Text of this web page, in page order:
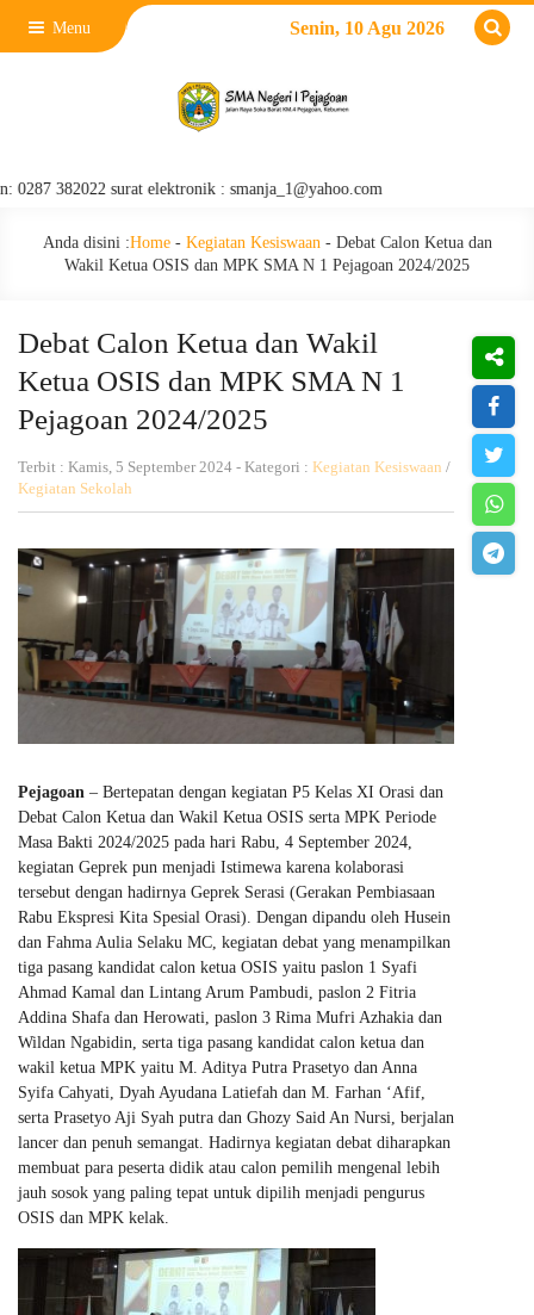
Menu Senin, 10 Agu 2026
surat elektronik : smanja_1@yahoo.com
Anda disini :Home- Kegiatan Kesiswaan- Debat Calon Ketua dan
Wakil Ketua OSIS dan MPK SMA N 1 Pejagoan 2024/2025
Debat Calon Ketua dan Wakil
Ketua OSIS dan MPK SMA N 1
Pejagoan 2024/2025
Terbit : Kamis, 5 September 2024 - Kategori : Kegiatan Kesiswaan /
Kegiatan Sekolah
Pejagoan – Bertepatan dengan kegiatan P5 Kelas XI Orasi dan
Debat Calon Ketua dan Wakil Ketua OSIS serta MPK Periode
Masa Bakti 2024/2025 pada hari Rabu, 4 September 2024,
kegiatan Geprek pun menjadi Istimewa karena kolaborasi
tersebut dengan hadirnya Geprek Serasi (Gerakan Pembiasaan
Rabu Ekspresi Kita Spesial Orasi). Dengan dipandu oleh Husein
dan Fahma Aulia Selaku MC, kegiatan debat yang menampilkan
tiga pasang kandidat calon ketua OSIS yaitu paslon 1 Syafi
Ahmad Kamal dan Lintang Arum Pambudi, paslon 2 Fitria
Addina Shafa dan Herowati, paslon 3 Rima Mufri Azhakia dan
Wildan Ngabidin, serta tiga pasang kandidat calon ketua dan
wakil ketua MPK yaitu M. Aditya Putra Prasetyo dan Anna
Syifa Cahyati, Dyah Ayudana Latiefah dan M. Farhan ‘Afif,
serta Prasetyo Aji Syah putra dan Ghozy Said An Nursi, berjalan
lancer dan penuh semangat. Hadirnya kegiatan debat diharapkan
membuat para peserta didik atau calon pemilih mengenal lebih
jauh sosok yang paling tepat untuk dipilih menjadi pengurus
OSIS dan MPK kelak.